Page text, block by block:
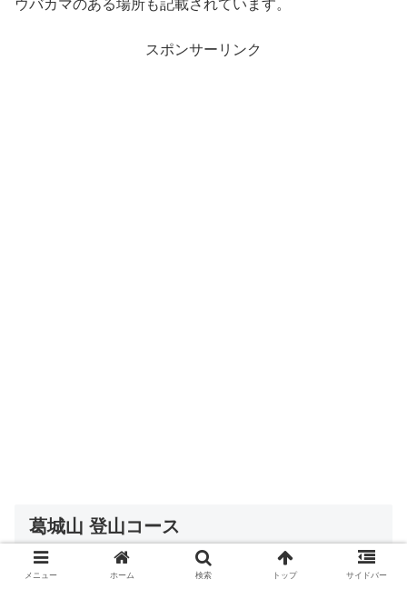
ウバカマのある場所も記載されています。
スポンサーリンク
葛城山 登山コース
約４km のコースです。
メニュー ホーム 検索 トップ サイドバー